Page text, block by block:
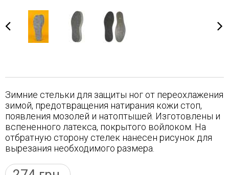
Зимние стельки для защиты ног от переохлажения
зимой, предотвращения натирания кожи стоп,
появления мозолей и натоптышей. Изготовлены и
вспененного латекса, покрытого войлоком. На
отбратную сторону стелек нанесен рисунок для
вырезания необходимого размера.